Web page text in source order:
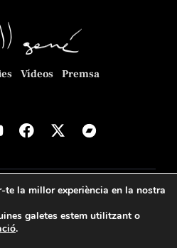
Vídeos
Premsa
. Web creada perRomeu
de cookies
la millor experiència en la nostra
galetes estem utilitzant o
.